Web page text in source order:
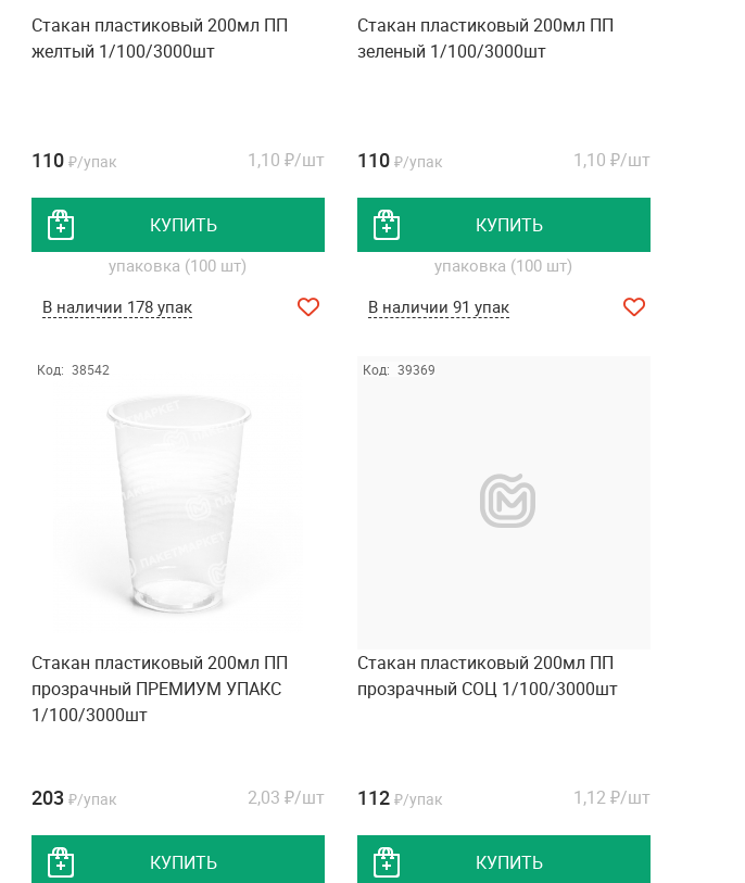
Стакан пластиковый 200мл ПП
желтый 1/100/3000шт
110 ₽/упак 1,10 ₽/шт
КУПИТЬ
упаковка (100 шт)
В наличии 178 упак
Стакан пластиковый 200мл ПП
зеленый 1/100/3000шт
110 ₽/упак 1,10 ₽/шт
КУПИТЬ
упаковка (100 шт)
В наличии 91 упак
Код: 38542
Стакан пластиковый 200мл ПП
прозрачный ПРЕМИУМ УПАКС
1/100/3000шт
203 ₽/упак 2,03 ₽/шт
КУПИТЬ
Код: 39369
Стакан пластиковый 200мл ПП
прозрачный СОЦ 1/100/3000шт
112 ₽/упак 1,12₽/шт
КУПИТЬ